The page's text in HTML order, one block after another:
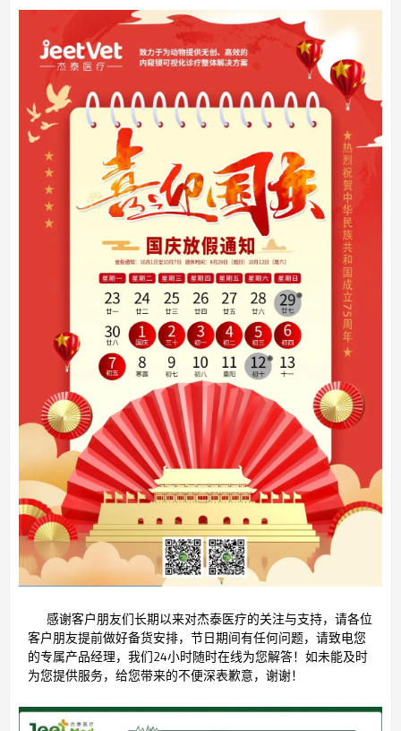
感谢客户朋友们长期以来对杰泰医疗的关注与支持，请各位
客户朋友提前做好备货安排，节日期间有任何问题，请致电您
的专属产品经理，我们24小时随时在线为您解答！如未能及时
为您提供服务，给您带来的不便深表歉意，谢谢！